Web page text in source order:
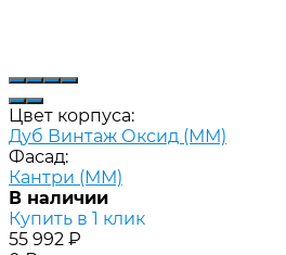
Цвет корпуса:
Дуб Винтаж Оксид (ММ)
Фасад:
Кантри (ММ)
В наличии
Купить в 1 клик
55 992 ₽